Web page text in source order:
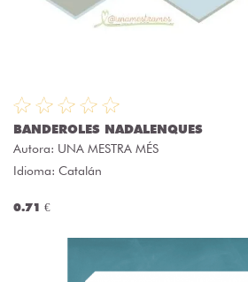
BANDEROLES NADALENQUES
Autora: UNA MESTRA MÉS
Idioma: Catalán
0.71 €